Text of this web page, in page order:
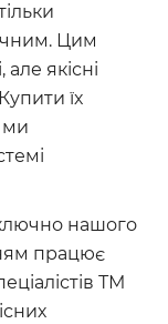
Цим
якісні
їх
ми
нашого
працює
ТМ